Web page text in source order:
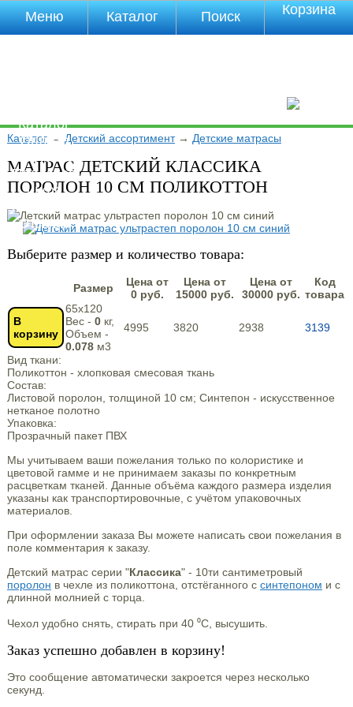
Каталог→ Детский ассортимент→ Детские матрасы
МАТРАС ДЕТСКИЙ КЛАССИКА
ПОРОЛОН 10 СМ ПОЛИКОТТОН
Выберите размер и количество товара:
Размер
Цена от
0 руб.
Цена от
15000 руб.
Цена от
30000 руб.
Код
товара
В
корзину
65х120
Вес - 0кг,
Объем -
0.078м3
4995 3820 2938 3139
Вид ткани:
Поликоттон - хлопковая смесовая ткань
Состав:
Листовой поролон, толщиной 10 см; Синтепон - искусственное
нетканое полотно
Упаковка:
Прозрачный пакет ПВХ
Мы учитываем ваши пожелания только по колористике и
цветовой гамме и не принимаем заказы по конкретным
расцветкам тканей. Данные объёма каждого размера изделия
указаны как транспортировочные, с учётом упаковочных
материалов.
При оформлении заказа Вы можете написать свои пожелания в
поле комментария к заказу.
Детский матрас серии "Классика" - 10ти сантиметровый
поролон в чехле из поликоттона, отстёганного с синтепоном и с
длинной молнией с торца.
Чехол удобно снять, стирать при 40 ⁰С, высушить.
Заказ успешно добавлен в корзину!
Это сообщение автоматически закроется через несколько
секунд.
Меню
Каталог
Оплата
Доставка
Полезная
инфа
Магазины
Отзывы
Каталог Поиск Корзина